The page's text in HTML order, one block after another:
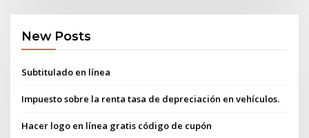
New Posts
Subtitulado en línea
Impuesto sobre la renta tasa de depreciación en vehículos.
Hacer logo en línea gratis código de cupón